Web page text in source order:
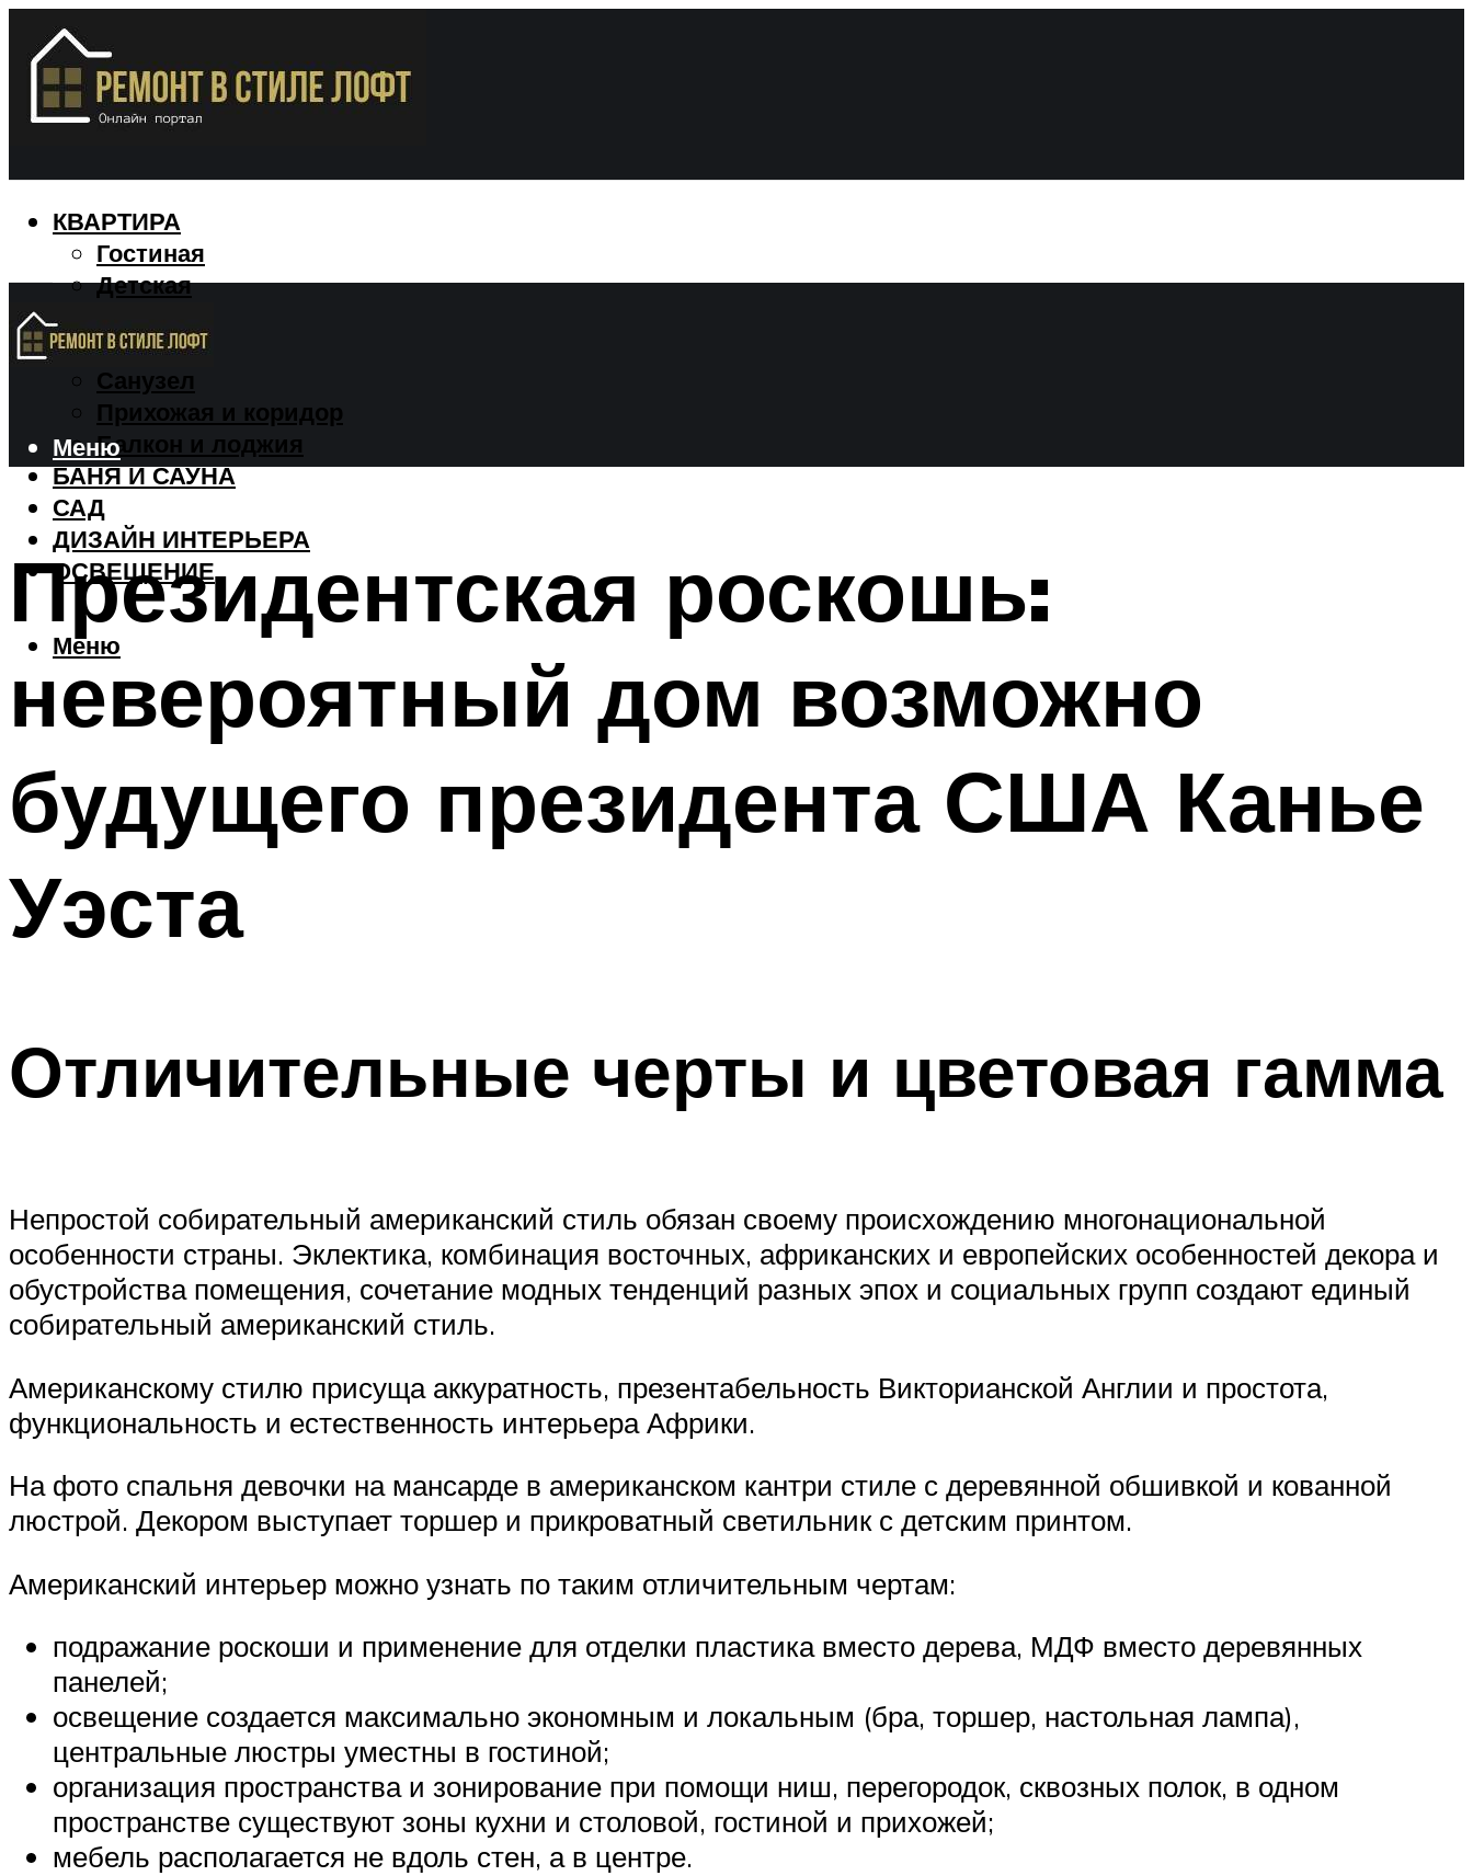
КВАРТИРА
Гостиная
Детская
Спальня
Санузел
Прихожая и коридор
Балкон и лоджия
БАНЯ И САУНА
САД
ДИЗАЙН ИНТЕРЬЕРА
ОСВЕЩЕНИЕ
Меню
Меню
Президентская роскошь:
невероятный дом возможно
будущего президента США Канье
Уэста
Отличительные черты и цветовая гамма
Непростой собирательный американский стиль обязан своему происхождению многонациональной
особенности страны. Эклектика, комбинация восточных, африканских и европейских особенностей декора и
обустройства помещения, сочетание модных тенденций разных эпох и социальных групп создают единый
собирательный американский стиль.
Американскому стилю присуща аккуратность, презентабельность Викторианской Англии и простота,
функциональность и естественность интерьера Африки.
На фото спальня девочки на мансарде в американском кантри стиле с деревянной обшивкой и кованной
люстрой. Декором выступает торшер и прикроватный светильник с детским принтом.
Американский интерьер можно узнать по таким отличительным чертам:
подражание роскоши и применение для отделки пластика вместо дерева, МДФ вместо деревянных
панелей;
освещение создается максимально экономным и локальным (бра, торшер, настольная лампа),
центральные люстры уместны в гостиной;
организация пространства и зонирование при помощи ниш, перегородок, сквозных полок, в одном
пространстве существуют зоны кухни и столовой, гостиной и прихожей;
мебель располагается не вдоль стен, а в центре.